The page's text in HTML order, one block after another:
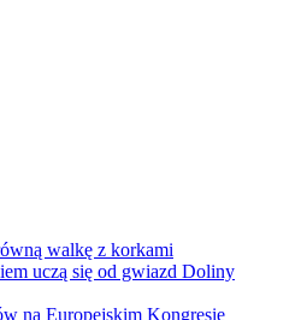
walkę z korkami
uczą się od gwiazd Doliny
na Europejskim Kongresie